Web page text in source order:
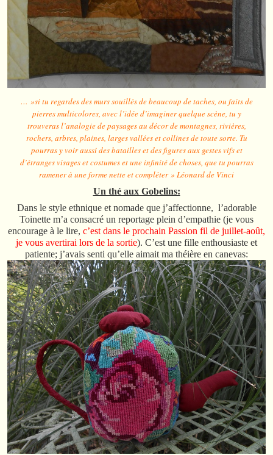
… »si tu regardes des murs souillés de beaucoup de taches, ou faits de
pierres multicolores, avec l’idée d’imaginer quelque scène, tu y
trouveras l’analogie de paysages au décor de montagnes, rivières,
rochers, arbres, plaines, larges vallées et collines de toute sorte. Tu
pourras y voir aussi des batailles et des figures aux gestes vifs et
d’étranges visages et costumes et une infinité de choses, que tu pourras
ramener à une forme nette et compléter » Léonard de Vinci
Un thé aux Gobelins:
Dans le style ethnique et nomade que j’affectionne, l’adorable
Toinette m’a consacré un reportage plein d’empathie (je vous
encourage à le lire, c’est dans le prochain Passion fil de juillet-août,
je vous avertirai lors de la sortie). C’est une fille enthousiaste et
patiente; j’avais senti qu’elle aimait ma théière en canevas: